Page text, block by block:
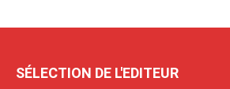
SÉLECTION DE L'EDITEUR